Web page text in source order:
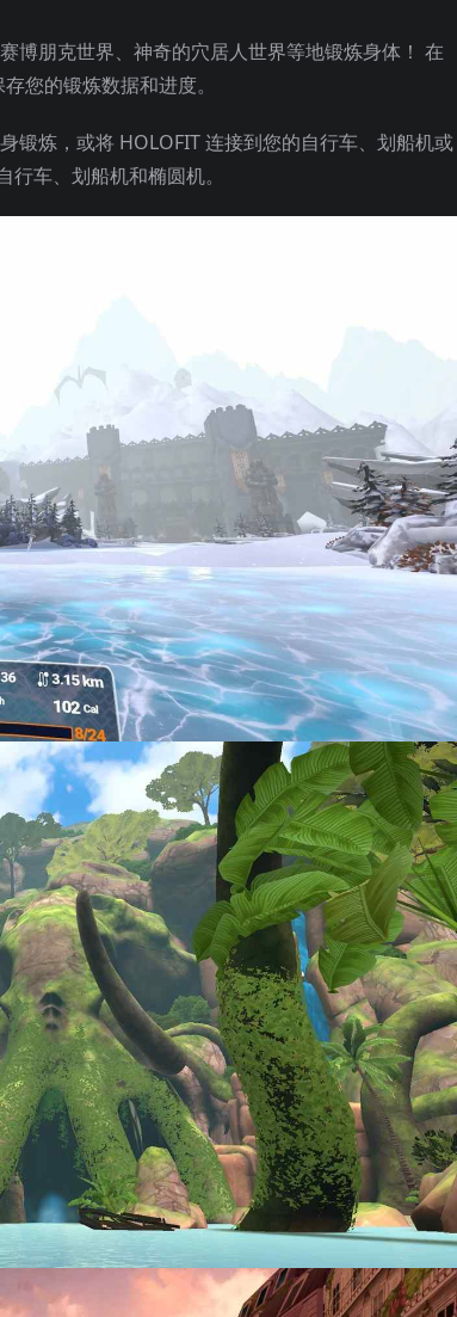
博朋克世界、神奇的穴居人世界等地锻炼身体！ 在
您的锻炼数据和进度。
锻炼，或将 HOLOFIT 连接到您的自行车、划船机或
车、划船机和椭圆机。